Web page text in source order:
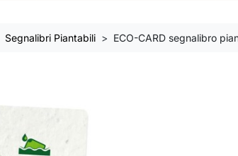
Segnalibri Piantabili ECO-CARD segnalibro